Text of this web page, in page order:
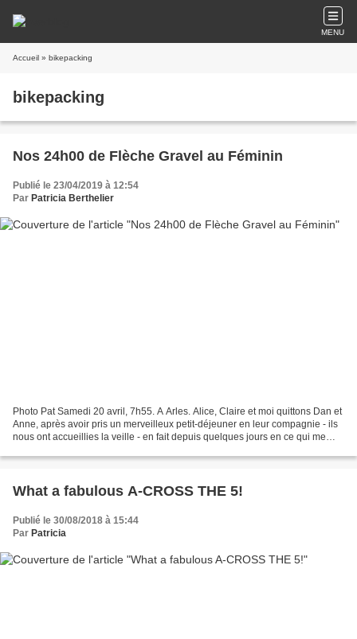
MENU
Accueil » bikepacking
bikepacking
Nos 24h00 de Flèche Gravel au Féminin
Publié le 23/04/2019 à 12:54
Par Patricia Berthelier
Photo Pat Samedi 20 avril, 7h55. A Arles. Alice, Claire et moi quittons Dan et
Anne, après avoir pris un merveilleux petit-déjeuner en leur compagnie - ils
nous ont accueillies la veille - en fait depuis quelques jours en ce qui me
What a fabulous A-CROSS THE 5!
Publié le 30/08/2018 à 15:44
Par Patricia